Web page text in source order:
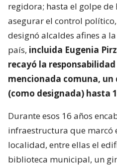
regidora; hasta el golpe de
asegurar el control
designó alcaldes afines a
país, incluida Eugenia
recayó la
mencionada comuna, un
(como designada) hasta
Durante esos 16 años
infraestructura que marcó
localidad, entre ellas el
biblioteca municipal, un